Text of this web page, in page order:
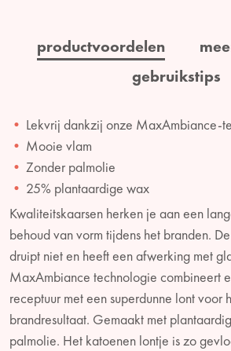
productvoordelen
gebruikstips
Lekvrij dankzij onze MaxAmbiance-
Mooie vlam
Zonder palmolie
25% plantaardige wax
Kwaliteitskaarsen herken je aan een
behoud van vorm tijdens het branden.
druipt niet en heeft een afwerking met
MaxAmbiance technologie combineert
receptuur met een superdunne lont voor
brandresultaat. Gemaakt met
palmolie. Het katoenen lontje is zo